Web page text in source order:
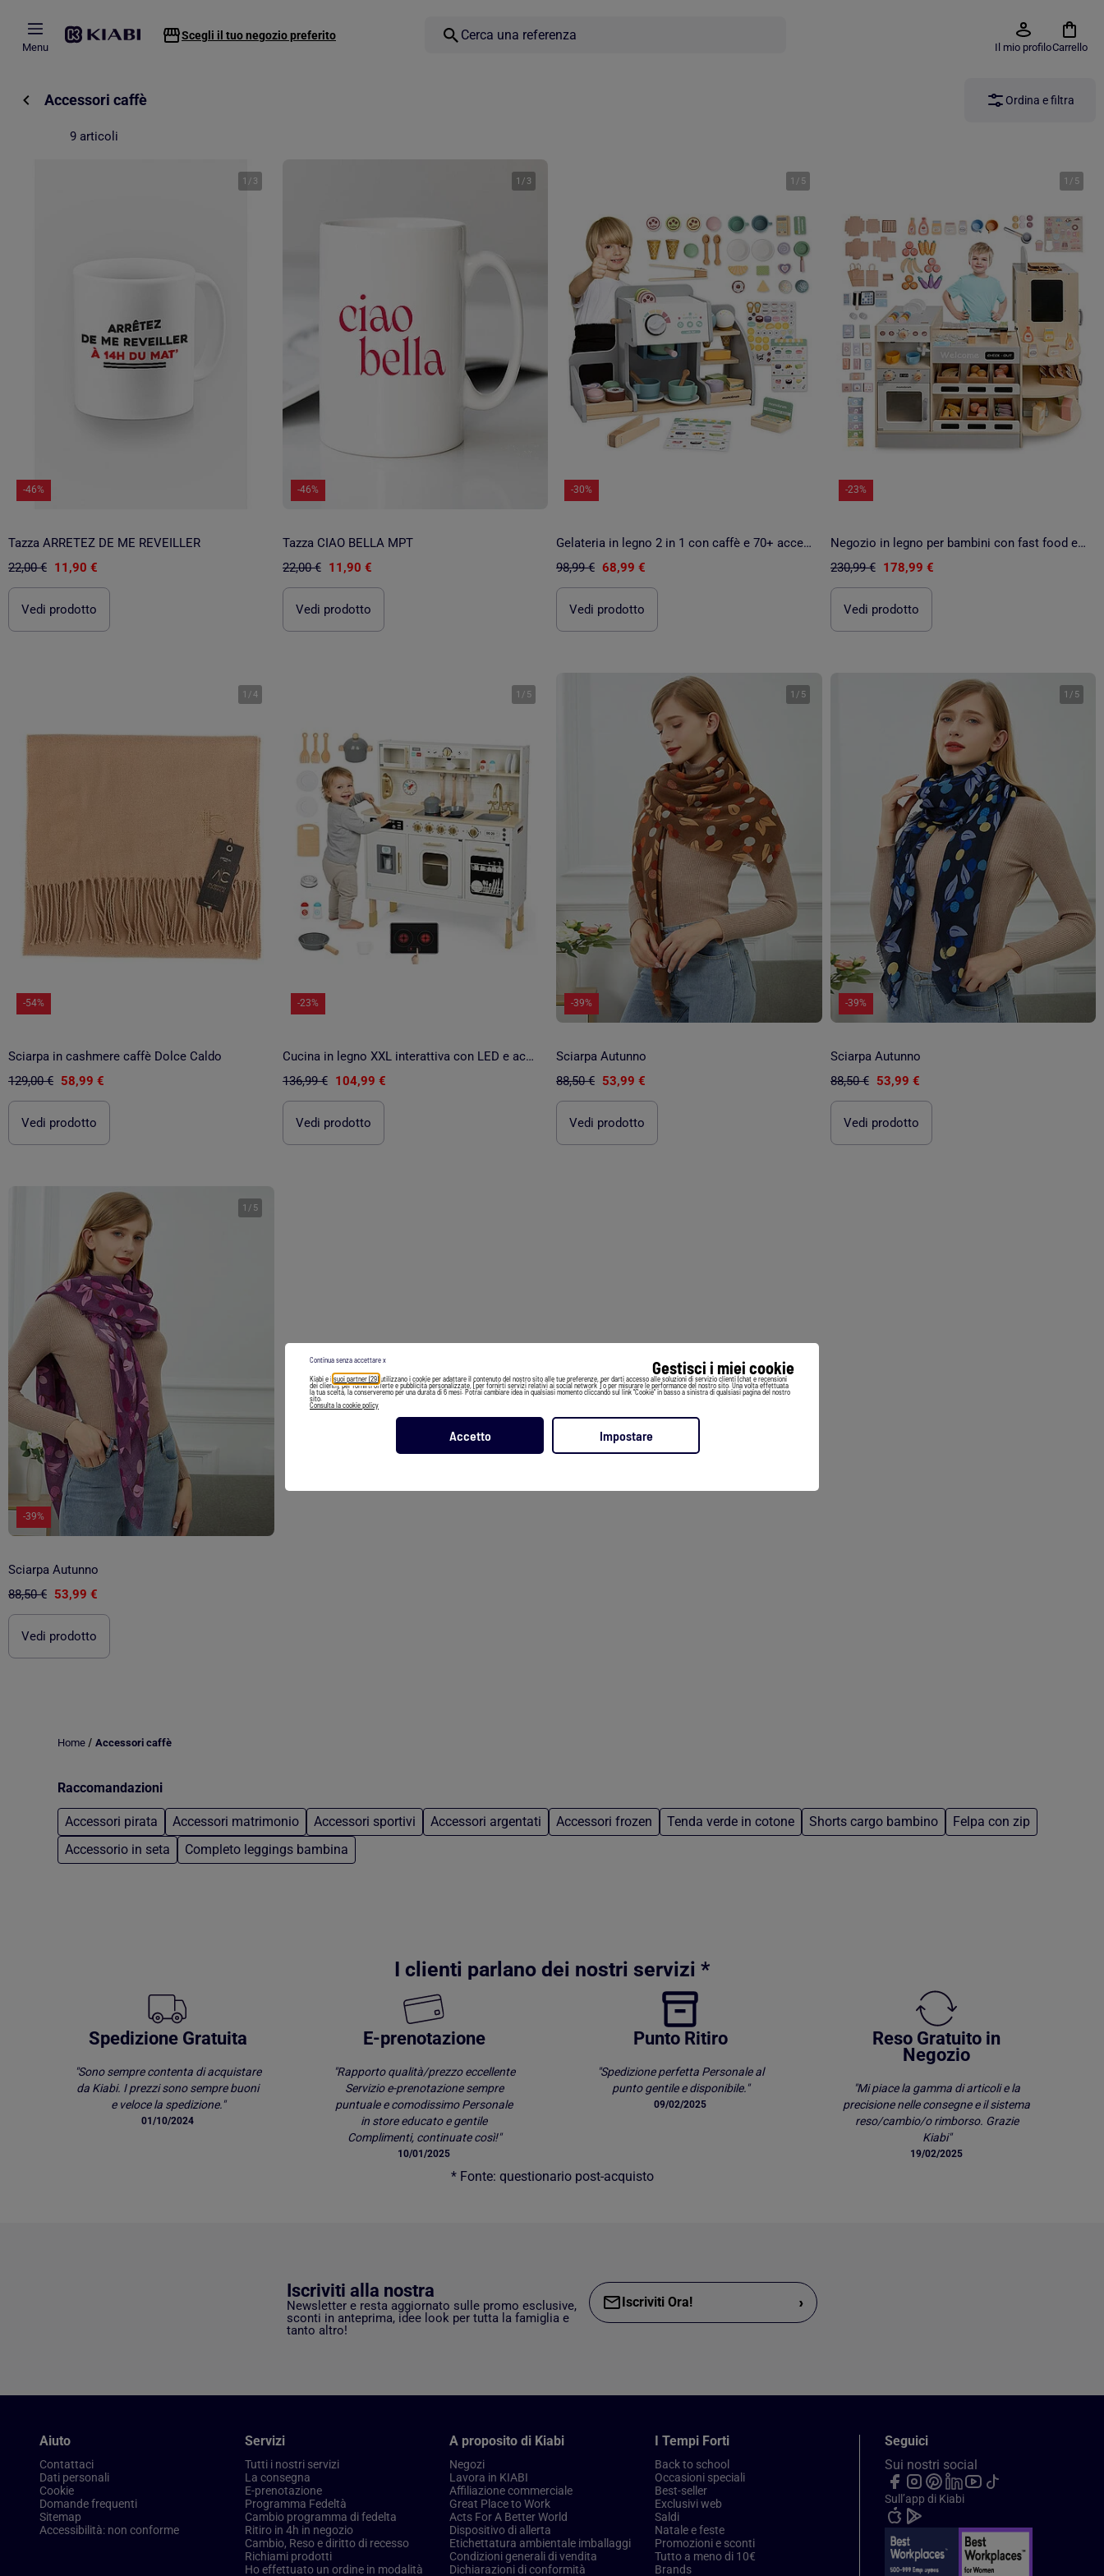
Gestisci i miei cookie
Kiabi e i suoi partner (29) utilizzano i cookie per adattare il contenuto del nostro sito alle tue preferenze, per darti accesso alle soluzioni di servizio clienti (chat e recensioni
dei clienti), per fornirti offerte e pubblicità personalizzate, [per fornirti servizi relativi ai social network ] o per misurare le performance del nostro sito. Una volta effettuata
la tua scelta, la conserveremo per una durata di 6 mesi. Potrai cambiare idea in qualsiasi momento cliccando sul link "Cookie" in basso a sinistra di qualsiasi pagina del nostro
sito.
Consulta la cookie policy
Accetto Impostare
Continua senza accettare x
Menu
Scegli il tuo negozio preferito
Il mio profiloCarrello
Accessori caffè Ordina e filtra
9 articoli
1 / 3
-46%
Tazza ARRETEZ DE ME REVEILLER
22,00 € 11,90 €
Vedi prodotto
1 / 3
-46%
Tazza CIAO BELLA MPT
22,00 € 11,90 €
Vedi prodotto
1 / 5
-30%
Gelateria in legno 2 in 1 con caffè e 70+ accessori bambini
98,99 € 68,99 €
Vedi prodotto
1 / 5
-23%
Negozio in legno per bambini con fast food e 100+ accessori gioco educativo
230,99 € 178,99 €
Vedi prodotto
1 /4
-54%
Sciarpa in cashmere caffè Dolce Caldo
129,00 € 58,99 €
Vedi prodotto
1 / 5
-23%
Cucina in legno XXL interattiva con LED e accessori bambini
136,99 € 104,99 €
Vedi prodotto
1 / 5
-39%
Sciarpa Autunno
88,50 € 53,99 €
Vedi prodotto
1 / 5
-39%
Sciarpa Autunno
88,50 € 53,99 €
Vedi prodotto
1 / 5
-39%
Sciarpa Autunno
88,50 € 53,99 €
Vedi prodotto
Home / Accessori caffè
Raccomandazioni
Accessori pirata Accessori matrimonio Accessori sportivi Accessori argentati Accessori frozen Tenda verde in cotone Shorts cargo bambino
Felpa con zip
Accessorio in seta
Completo leggings bambina
I clienti parlano dei nostri servizi *
Spedizione Gratuita
"Sono sempre contenta di acquistare
da Kiabi. I prezzi sono sempre buoni
e veloce la spedizione."
01/10/2024
E-prenotazione
"Rapporto qualità/prezzo eccellente
Servizio e-prenotazione sempre
puntuale e comodissimo Personale
in store educato e gentile
Complimenti, continuate così!"
10/01/2025
Punto Ritiro
"Spedizione perfetta Personale al
punto gentile e disponibile."
09/02/2025
Reso Gratuito in
Negozio
"Mi piace la gamma di articoli e la
precisione nelle consegne e il sistema
reso/cambio/o rimborso. Grazie
Kiabi"
19/02/2025
* Fonte: questionario post-acquisto
Iscriviti alla nostra
Newsletter e resta aggiornato sulle promo esclusive,
sconti in anteprima, idee look per tutta la famiglia e
tanto altro!
Iscriviti Ora! ›
Aiuto
Contattaci
Dati personali
Cookie
Domande frequenti
Sitemap
Accessibilità: non conforme
Servizi
Tutti i nostri servizi
La consegna
E-prenotazione
Programma Fedeltà
Cambio programma di fedelta
Ritiro in 4h in negozio
Cambio, Reso e diritto di recesso
Richiami prodotti
Ho effettuato un ordine in modalità
A proposito di Kiabi
Negozi
Lavora in KIABI
Affiliazione commerciale
Great Place to Work
Acts For A Better World
Dispositivo di allerta
Etichettatura ambientale imballaggi
Condizioni generali di vendita
Dichiarazioni di conformità
I Tempi Forti
Back to school
Occasioni speciali
Best-seller
Exclusivi web
Saldi
Natale e feste
Promozioni e sconti
Tutto a meno di 10€
Brands
Seguici
Sui nostri social
Sull’app di Kiabi